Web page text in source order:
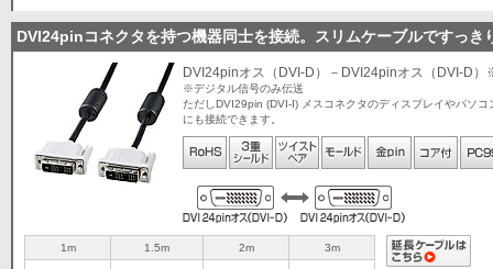
DVI24pinコネクタを持つ機器同士を接続。スリムケーブルですっき
DVI24pinオス（DVI-D）－DVI24pinオス（DVI-D
※デジタル信号のみ伝送
ただしDVI29pin (DVI-I) メスコネクタのディスプレイやパソコ
にも接続できます。
1m 1.5m 2m 3m